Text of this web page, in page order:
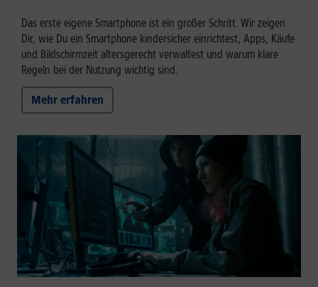
Das erste eigene Smartphone ist ein großer Schritt. Wir zeigen
Dir, wie Du ein Smartphone kindersicher einrichtest, Apps, Käufe
und Bildschirmzeit altersgerecht verwaltest und warum klare
Regeln bei der Nutzung wichtig sind.
Mehr erfahren